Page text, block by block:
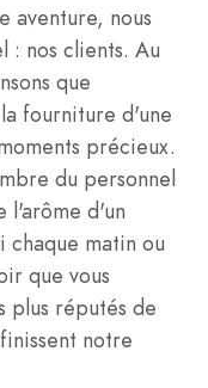
aventure, nous
: nos clients. Au
que
fourniture d'une
précieux.
du personnel
l'arôme d'un
matin ou
que vous
plus réputés de
notre